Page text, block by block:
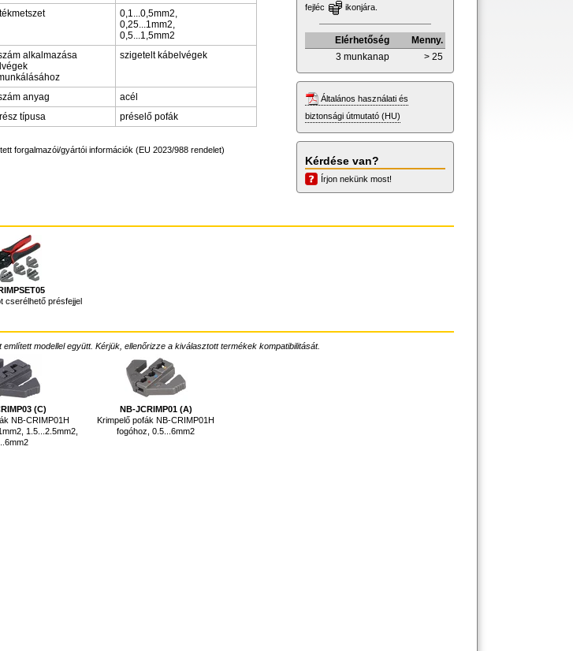
0,1...0,5mm2,
0,25...1mm2,
0,5...1,5mm2
alkalmazása
szigetelt kábelvégek
anyag
acél
típusa
préselő pofák
forgalmazói/gyártói információk (EU 2023/988 rendelet)
fejléc
ikonjára.
Elérhetőség
Menny.
3 munkanap
> 25
Általános használati és
biztonsági útmutató (HU)
Kérdése van?
Írjon nekünk most!
cserélhető présfejjel
modellel együtt. Kérjük, ellenőrizze a kiválasztott termékek kompatibilitását.
(C)
NB-CRIMP01H
1.5...2.5mm2,
NB-JCRIMP01 (A)
Krimpelő pofák NB-CRIMP01H
fogóhoz, 0.5...6mm2